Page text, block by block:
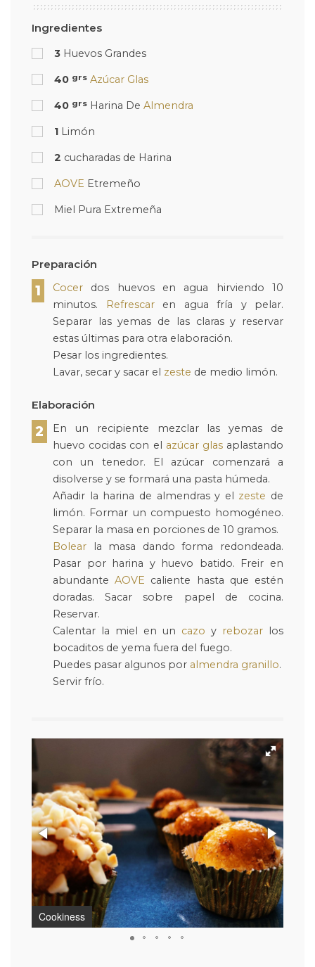
Ingredientes
3 Huevos Grandes
40 grs Azúcar Glas
40 grs Harina De Almendra
1 Limón
2 cucharadas de Harina
AOVE Etremeño
Miel Pura Extremeña
Preparación
1 Cocer dos huevos en agua hirviendo 10
minutos.
Refrescaren agua fría y pelar.
Separar las yemas de las claras y reservar
estas últimas para otra elaboración.
Pesar los ingredientes.
Lavar, secar y sacar el zeste de medio limón.
Elaboración
2
En un recipiente mezclar las yemas de
huevo cocidas con el azúcar glasaplastando
con un tenedor. El azúcar comenzará a
disolverse y se formará una pasta húmeda.
Añadir la harina de almendras y el zeste de
limón. Formar un compuesto homogéneo.
Separar la masa en porciones de 10 gramos.
Bolear la masa dando forma redondeada.
Pasar por harina y huevo batido. Freir en
abundanteAOVE caliente hasta que estén
doradas. Sacar sobre papel de cocina.
Reservar.
Calentar la miel en un cazo y rebozar los
bocaditos de yema fuera del fuego.
Puedes pasar algunos por almendra granillo.
Servir frío.
Cookiness